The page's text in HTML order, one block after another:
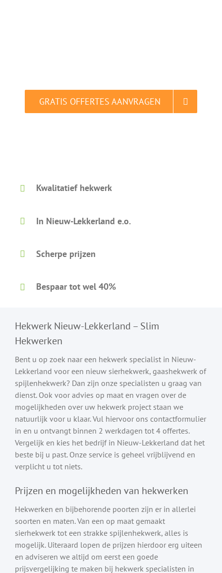
GRATIS OFFERTES AANVRAGEN
Kwalitatief hekwerk
In Nieuw-Lekkerland e.o.
Scherpe prijzen
Bespaar tot wel 40%
Hekwerk Nieuw-Lekkerland – Slim
Hekwerken
Bent u op zoek naar een hekwerk specialist in Nieuw-
Lekkerland voor een nieuw sierhekwerk, gaashekwerk of
spijlenhekwerk? Dan zijn onze specialisten u graag van
dienst. Ook voor advies op maat en vragen over de
mogelijkheden over uw hekwerk project staan we
natuurlijk voor u klaar. Vul hiervoor ons contactformulier
in en u ontvangt binnen 2 werkdagen tot 4 offertes.
Vergelijk en kies het bedrijf in Nieuw-Lekkerland dat het
beste bij u past. Onze service is geheel vrijblijvend en
verplicht u tot niets.
Prijzen en mogelijkheden van hekwerken
Hekwerken en bijbehorende poorten zijn er in allerlei
soorten en maten. Van een op maat gemaakt
sierhekwerk tot een strakke spijlenhekwerk, alles is
mogelijk. Uiteraard lopen de prijzen hierdoor erg uiteen
en adviseren we altijd om eerst een goede
prijsvergelijking te maken bij hekwerk specialisten in